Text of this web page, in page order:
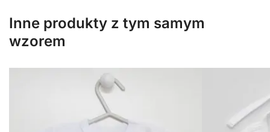
Inne produkty z tym samym
wzorem